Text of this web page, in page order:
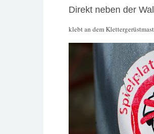
Direkt neben der
klebt an dem